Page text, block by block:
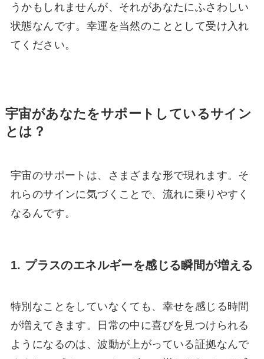
うかもしれませんが、それがあなたにふさわしい
状態なんです。幸運を当然のこととして受け入れ
てください。
宇宙があなたをサポートしているサイン
とは？
宇宙のサポートは、さまざまな形で現れます。そ
れらのサインに気づくことで、流れに乗りやすく
なるんです。
1. プラスのエネルギーを感じる瞬間が増える
特別なことをしていなくても、幸せを感じる時間
が増えてきます。日常の中に喜びを見つけられる
ようになるのは、波動が上がっている証拠なんで